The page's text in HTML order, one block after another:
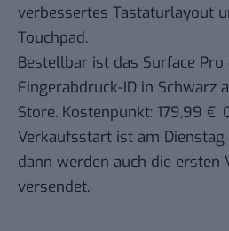
verbessertes Tastaturlayout
Touchpad.
Bestellbar ist das Surface
Fingerabdruck-ID in Schwarz
Store. Kostenpunkt: 179,99 €.
Verkaufsstart ist am Dienstag
dann werden auch die ersten
versendet.